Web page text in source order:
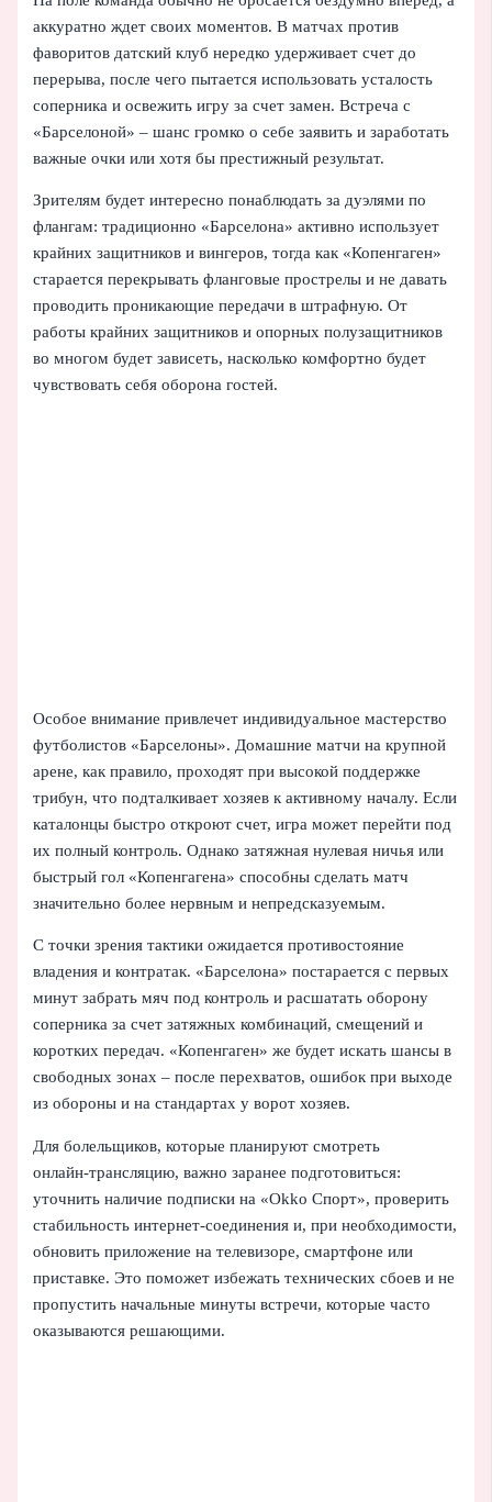
аккуратно ждет своих моментов. В матчах против
фаворитов датский клуб нередко удерживает счет до
перерыва, после чего пытается использовать усталость
соперника и освежить игру за счет замен. Встреча с
«Барселоной» – шанс громко о себе заявить и заработать
важные очки или хотя бы престижный результат.
Зрителям будет интересно понаблюдать за дуэлями по
флангам: традиционно «Барселона» активно использует
крайних защитников и вингеров, тогда как «Копенгаген»
старается перекрывать фланговые прострелы и не давать
проводить проникающие передачи в штрафную. От
работы крайних защитников и опорных полузащитников
во многом будет зависеть, насколько комфортно будет
чувствовать себя оборона гостей.
Особое внимание привлечет индивидуальное мастерство
футболистов «Барселоны». Домашние матчи на крупной
арене, как правило, проходят при высокой поддержке
трибун, что подталкивает хозяев к активному началу. Если
каталонцы быстро откроют счет, игра может перейти под
их полный контроль. Однако затяжная нулевая ничья или
быстрый гол «Копенгагена» способны сделать матч
значительно более нервным и непредсказуемым.
С точки зрения тактики ожидается противостояние
владения и контратак. «Барселона» постарается с первых
минут забрать мяч под контроль и расшатать оборону
соперника за счет затяжных комбинаций, смещений и
коротких передач. «Копенгаген» же будет искать шансы в
свободных зонах – после перехватов, ошибок при выходе
из обороны и на стандартах у ворот хозяев.
Для болельщиков, которые планируют смотреть
онлайн‑трансляцию, важно заранее подготовиться:
уточнить наличие подписки на «Okko Спорт», проверить
стабильность интернет‑соединения и, при необходимости,
обновить приложение на телевизоре, смартфоне или
приставке. Это поможет избежать технических сбоев и не
пропустить начальные минуты встречи, которые часто
оказываются решающими.